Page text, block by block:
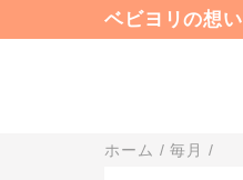
ベビヨリの想い
ホーム /毎月 /